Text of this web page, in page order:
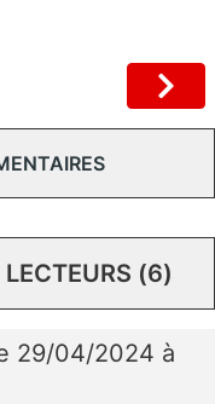
(6)
29/04/2024 à